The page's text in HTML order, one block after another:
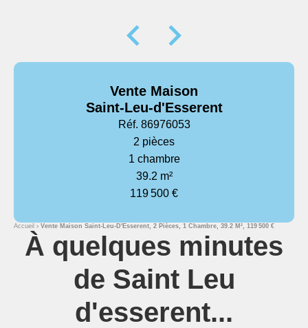
Vente Maison
Saint-Leu-d'Esserent
Réf. 86976053
2 pièces
1 chambre
39.2 m²
119 500 €
Accueil Vente Maison Saint-Leu-D'Esserent, 2 Pièces, 1 Chambre, 39.2 M², 119 500 €
À quelques minutes
de Saint Leu
d'esserent...